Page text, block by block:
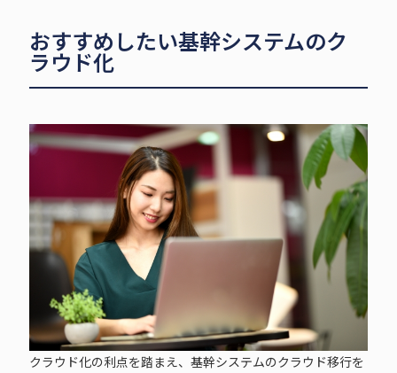
おすすめしたい基幹システムのク
ラウド化
クラウド化の利点を踏まえ、基幹システムのクラウド移行を